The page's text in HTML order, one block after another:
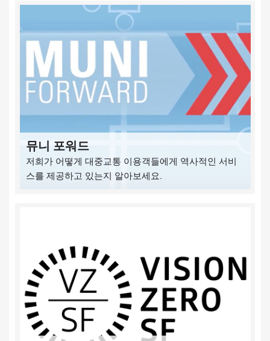
뮤니 포워드
저희가 어떻게 대중교통 이용객들에게 역사적인 서비
스를 제공하고 있는지 알아보세요.